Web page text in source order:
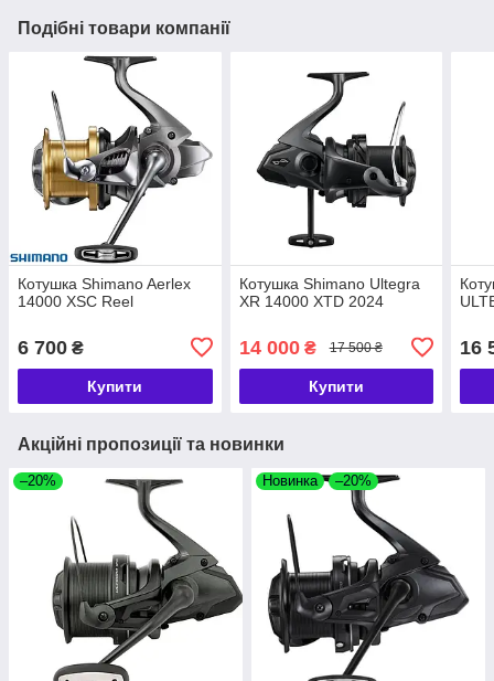
Подібні товари компанії
Котушка Shimano Aerlex
14000 XSC Reel
6 700 ₴
Купити
Котушка Shimano Ultegra
XR 14000 XTD 2024
14 000₴ 17 500 ₴
Купити
16
Акційні пропозиції та новинки
–20% Новинка –20%